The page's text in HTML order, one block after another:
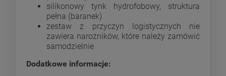
silikonowy tynk hydrofobowy, struktura
pełna (baranek)
zestaw z przyczyn logistycznych nie
zawiera narożników, które należy zamówić
samodzielnie
Dodatkowe informacje: